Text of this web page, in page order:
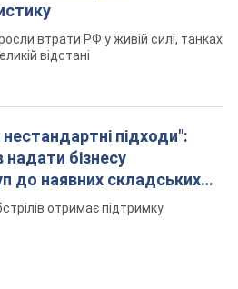
втрати РФ у живій силі, танках
відстані
підходи":
надати бізнесу
до наявних складських
отримає підтримку